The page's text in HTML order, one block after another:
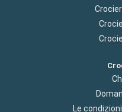
Le